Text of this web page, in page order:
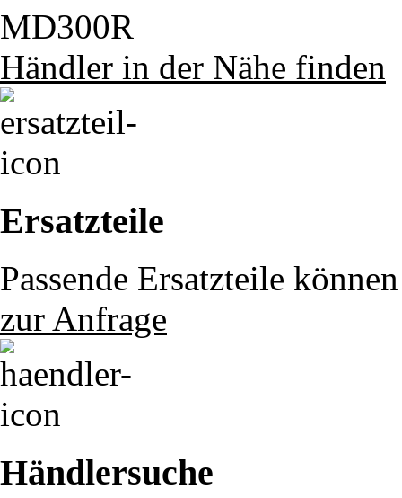
Händler in der Nähe finden
Ersatzteile
Passende Ersatzteile
zur Anfrage
Händlersuche